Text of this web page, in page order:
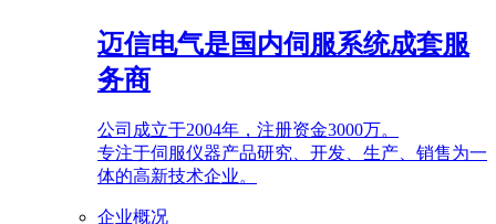
迈信电气是国内伺服系统成套服
务商
公司成立于2004年，注册资金3000万。
专注于伺服仪器产品研究、开发、生产、销售为一
体的高新技术企业。
企业概况